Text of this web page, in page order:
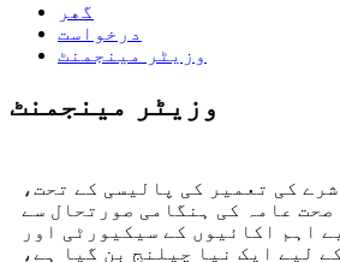
گھر
درخواست
وزیٹر مینجمنٹ
وزیٹر مینجمنٹ
کی تعمیر کی پالیسی کے تحت،
صحت عامہ کی ہنگامی صورتحال سے
اہم اکائیوں کے سیکیورٹی اور
لیے ایک نیا چیلنج بن گیا ہے،